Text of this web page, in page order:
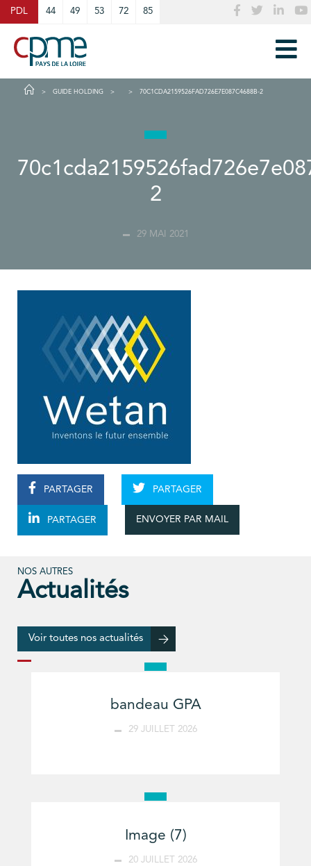
PDL 44 49 53 72 85
GUIDE HOLDING 70C1CDA2159526FAD726E7E087C4688B-2
2
29 MAI 2021
PARTAGER PARTAGER
PARTAGER ENVOYER PAR MAIL
NOS AUTRES
Actualités
Voir toutes nos actualités
bandeau GPA
29 JUILLET 2026
Image (7)
20 JUILLET 2026
Cookies management panel